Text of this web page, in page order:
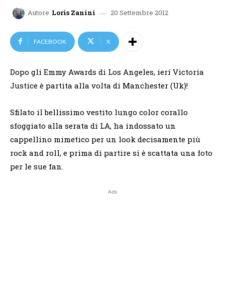
Autore Loris Zanini 20 Settembre 2012
FACEBOOK X
Dopo gli Emmy Awards di Los Angeles, ieri Victoria
Justice è partita alla volta di Manchester (Uk)!
Sfilato il bellissimo vestito lungo color corallo
sfoggiato alla serata di LA, ha indossato un
cappellino mimetico per un look decisamente più
rock and roll, e prima di partire si è scattata una foto
per le sue fan.
Ads